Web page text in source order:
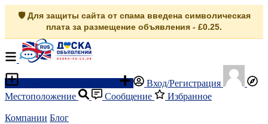
🛡️ Для защиты сайта от спама введена символическая
плата за размещение объявления - £0.25.
Вход/Регистрация
Местоположение
Сообщение Избранное
Компании Блог